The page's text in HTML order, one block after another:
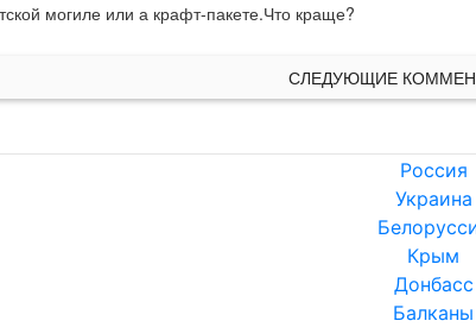
могиле или а крафт-пакете.Что краще?
СЛЕДУЮЩИЕ
Россия
Украина
Крым
Донбасс
Балканы